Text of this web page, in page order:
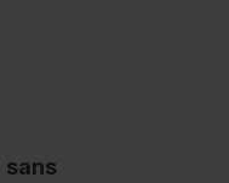
sans